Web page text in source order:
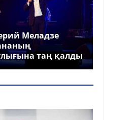
Меладзе
таң қалды